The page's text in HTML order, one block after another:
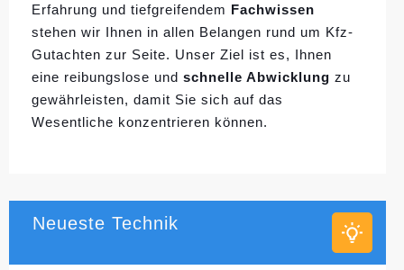
Erfahrung und tiefgreifendem Fachwissen
stehen wir Ihnen in allen Belangen rund um Kfz-
Gutachten zur Seite. Unser Ziel ist es, Ihnen
eine reibungslose und schnelle Abwicklung zu
gewährleisten, damit Sie sich auf das
Wesentliche konzentrieren können.
Neueste Technik